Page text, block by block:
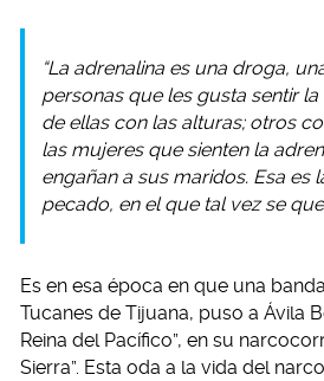
“La adrenalina es una droga,
personas que les gusta sentir
de ellas con las alturas; otros
las mujeres que sienten la
engañan a sus maridos. Esa es
pecado, en el que tal vez se
Es en esa época en que una
Tucanes de Tijuana, puso a Ávila
Reina del Pacífico”, en su
Sierra”. Esta oda a la vida del